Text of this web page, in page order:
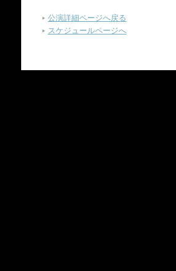
公演詳細ページへ戻る
スケジュールページへ